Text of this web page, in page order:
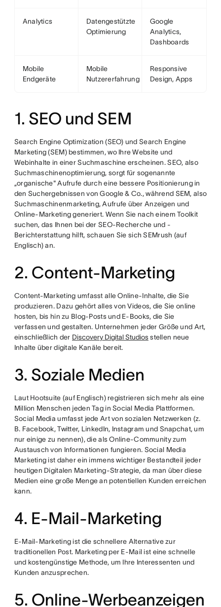
Analytics
Datengestützte
Optimierung
Google
Analytics,
Dashboards
Mobile
Endgeräte
Mobile
Nutzererfahrung
Responsive
Design, Apps
1. SEO und SEM
Search Engine Optimization (SEO) und Search Engine
Marketing (SEM) bestimmen, wo Ihre Website und
Webinhalte in einer Suchmaschine erscheinen. SEO, also
Suchmaschinenoptimierung, sorgt für sogenannte
„organische" Aufrufe durch eine bessere Positionierung in
den Suchergebnissen von Google & Co., während SEM, also
Suchmaschinenmarketing, Aufrufe über Anzeigen und
Online-Marketing generiert. Wenn Sie nach einem Toolkit
suchen, das Ihnen bei der SEO-Recherche und -
Berichterstattung hilft, schauen Sie sich SEMrush (auf
Englisch) an.
2. Content-Marketing
Content-Marketing umfasst alle Online-Inhalte, die Sie
produzieren. Dazu gehört alles von Videos, die Sie online
hosten, bis hin zu Blog-Posts und E-Books, die Sie
verfassen und gestalten. Unternehmen jeder Größe und Art,
einschließlich der Discovery Digital Studiosstellen neue
Inhalte über digitale Kanäle bereit.
3. Soziale Medien
Laut Hootsuite (auf Englisch) registrieren sich mehr als eine
Million Menschen jeden Tag in Social Media Plattformen.
Social Media umfasst jede Art von sozialen Netzwerken (z.
B. Facebook, Twitter, LinkedIn, Instagram und Snapchat, um
nur einige zu nennen), die als Online-Community zum
Austausch von Informationen fungieren. Social Media
Marketing ist daher ein immens wichtiger Bestandteil jeder
heutigen Digitalen Marketing-Strategie, da man über diese
Medien eine große Menge an potentiellen Kunden erreichen
kann.
4. E-Mail-Marketing
E-Mail-Marketing ist die schnellere Alternative zur
traditionellen Post. Marketing per E-Mail ist eine schnelle
und kostengünstige Methode, um Ihre Interessenten und
Kunden anzusprechen.
5. Online-Werbeanzeigen